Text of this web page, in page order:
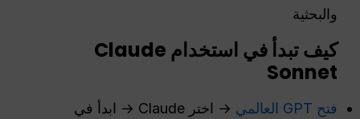
والبحثية
كيف تبدأ في استخدام Claude
Sonnet
فتح GPT العالمي
→ اختر Claude → ابدأ في